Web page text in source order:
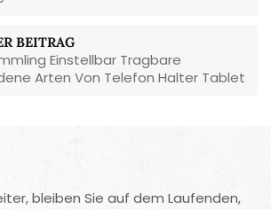
BEITRAG
Einstellbar Tragbare
Arten Von Telefon Halter Tablet
bleiben Sie auf dem Laufenden,